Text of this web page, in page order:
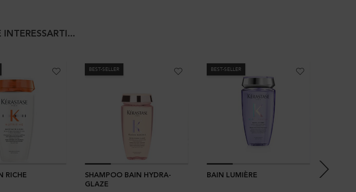
INTERESSARTI...
RICHE
BEST-SELLER
SHAMPOO BAIN HYDRA-
GLAZE
BEST-SELLER
BAIN LUMIÈRE